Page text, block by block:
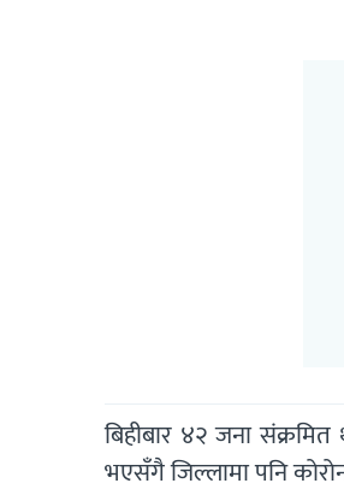
बिहीबार ४२ जना
भएसँगै जिल्लामा पनि